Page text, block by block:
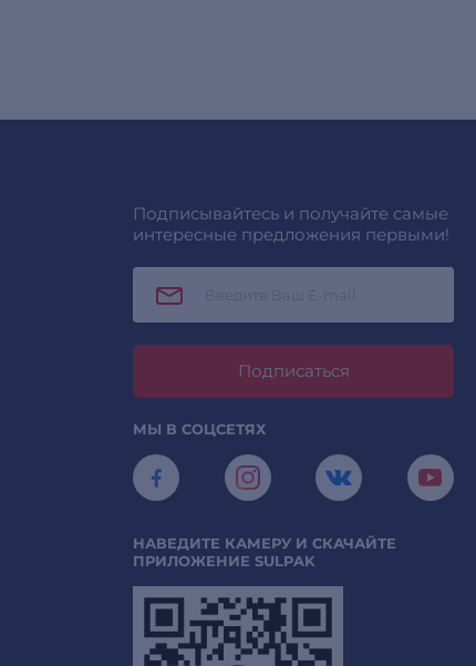
Подписывайтесь и получайте самые
интересные предложения первыми!
Подписаться
МЫ В СОЦСЕТЯХ
НАВЕДИТЕ КАМЕРУ И СКАЧАЙТЕ
ПРИЛОЖЕНИЕ SULPAK